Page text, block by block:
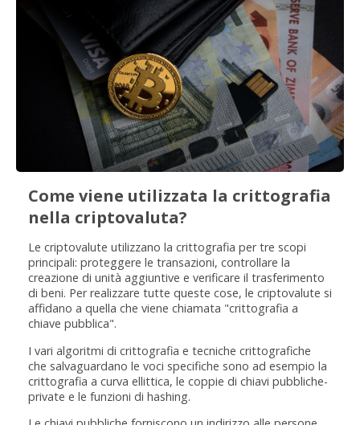
Come viene utilizzata la crittografia
nella criptovaluta?
Le criptovalute utilizzano la crittografia per tre scopi
principali: proteggere le transazioni, controllare la
creazione di unità aggiuntive e verificare il trasferimento
di beni. Per realizzare tutte queste cose, le criptovalute si
affidano a quella che viene chiamata "crittografia a
chiave pubblica".
I vari algoritmi di crittografia e tecniche crittografiche
che salvaguardano le voci specifiche sono ad esempio la
crittografia a curva ellittica, le coppie di chiavi pubbliche-
private e le funzioni di hashing.